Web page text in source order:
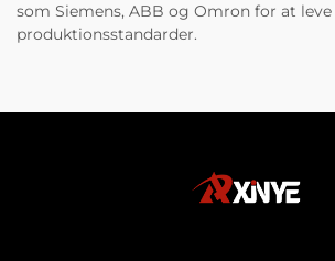
som Siemens, ABB og Omron for at
produktionsstandarder.